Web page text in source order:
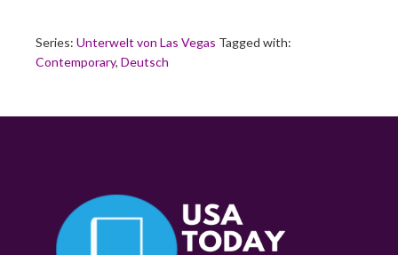
Series: Unterwelt von Las Vegas Tagged with:
Contemporary, Deutsch